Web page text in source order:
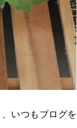
いつもブログを